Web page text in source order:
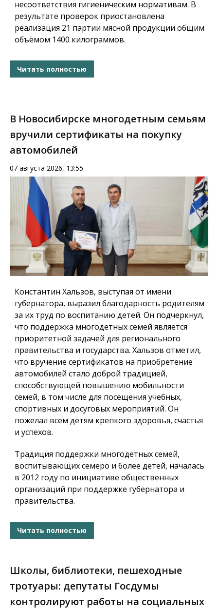
несоответствия гигиеническим нормативам. В
результате проверок приостановлена
реализация 21 партии мясной продукции общим
объёмом 1400 килограммов.
Читать полностью
В Новосибирске многодетным семьям
вручили сертификаты на покупку
автомобилей
07 августа 2026, 13:55
Константин Хальзов, выступая от имени
губернатора, выразил благодарность родителям
за их труд по воспитанию детей. Он подчеркнул,
что поддержка многодетных семей является
приоритетной задачей для регионального
правительства и государства. Хальзов отметил,
что вручение сертификатов на приобретение
автомобилей стало доброй традицией,
способствующей повышению мобильности
семей, в том числе для посещения учебных,
спортивных и досуговых мероприятий. Он
пожелал всем детям крепкого здоровья, счастья
и успехов.
Традиция поддержки многодетных семей,
воспитывающих семеро и более детей, началась
в 2012 году по инициативе общественных
организаций при поддержке губернатора и
правительства.
Читать полностью
Школы, библиотеки, пешеходные
тротуары: депутаты Госдумы
контролируют работы на социальных